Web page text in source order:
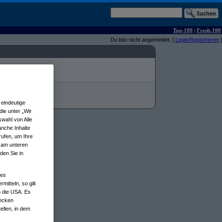
Top-100 | Fresh-100
Du bist nicht angemeldet. [ Login/Registrieren ]
unter „Wir
von Alle
Inhalte
um Ihre
unteren
Sie in
so gilt
die USA. Es
in dem